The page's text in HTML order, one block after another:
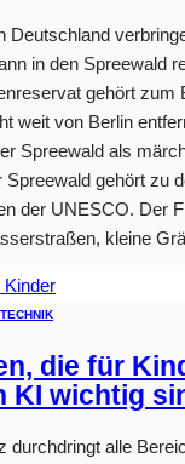
Deutschland
in den Spreewald
gehört zum
weit von Berlin
Spreewald als
Spreewald gehört zu
der UNESCO. Der
kleine
TECHNIK
die für
KI wichtig
durchdringt alle